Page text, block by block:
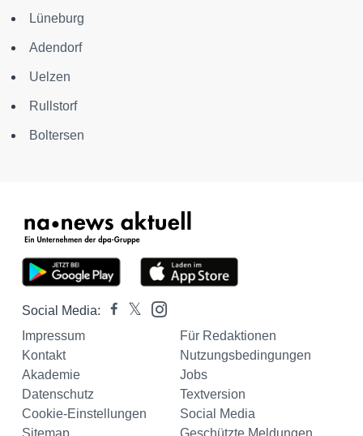
Lüneburg
Adendorf
Uelzen
Rullstorf
Boltersen
Social Media:
Impressum
Für Redaktionen
Kontakt
Nutzungsbedingungen
Akademie
Jobs
Datenschutz
Textversion
Cookie-Einstellungen
Social Media
Sitemap
Geschützte Meldungen